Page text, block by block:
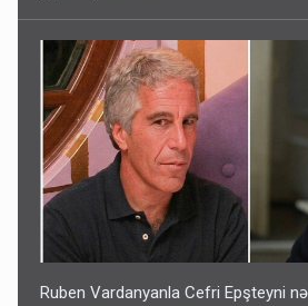
Ruben Vardanyanla Cefri Epşteyni